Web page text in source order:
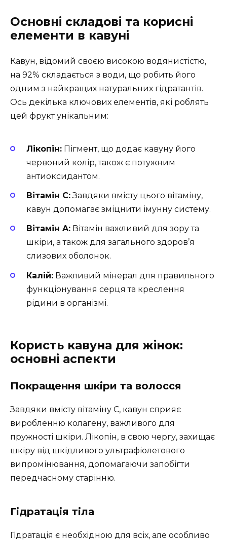
Основні складові та корисні
елементи в кавуні
Кавун, відомий своєю високою водянистістю,
на 92% складається з води, що робить його
одним з найкращих натуральних гідратантів.
Ось декілька ключових елементів, які роблять
цей фрукт унікальним:
Лікопін: Пігмент, що додає кавуну його
червоний колір, також є потужним
антиоксидантом.
Вітамін C:Завдяки вмісту цього вітаміну,
кавун допомагає зміцнити імунну систему.
Вітамін A: Вітамін важливий для зору та
шкіри, а також для загального здоров’я
слизових оболонок.
Калій: Важливий мінерал для правильного
функціонування серця та креслення
рідини в організмі.
Користь кавуна для жінок:
основні аспекти
Покращення шкіри та волосся
Завдяки вмісту вітаміну C, кавун сприяє
виробленню колагену, важливого для
пружності шкіри. Лікопін, в свою чергу, захищає
шкіру від шкідливого ультрафіолетового
випромінювання, допомагаючи запобігти
передчасному старінню.
Гідратація тіла
Гідратація є необхідною для всіх, але особливо